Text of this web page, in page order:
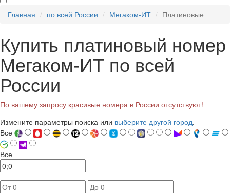
Главная по всей России Мегаком-ИТ Платиновые
Купить платиновый номер
Мегаком-ИТ по всей
России
По вашему запросу красивые номера в России отсутствуют!
Измените параметры поиска или выберите другой город.
Все
Все